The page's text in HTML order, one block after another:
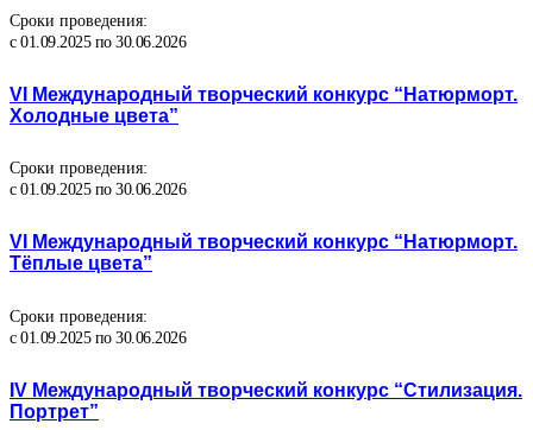
Сроки проведения:
с 01.09.2025 по 30.06.2026
VI Международный творческий конкурс “Натюрморт.
Холодные цвета”
Сроки проведения:
с 01.09.2025 по 30.06.2026
VI Международный творческий конкурс “Натюрморт.
Тёплые цвета”
Сроки проведения:
с 01.09.2025 по 30.06.2026
IV Международный творческий конкурс “Стилизация.
Портрет”